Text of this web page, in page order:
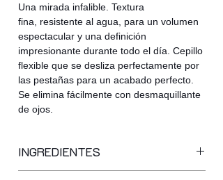
Una mirada infalible. Textura
fina, resistente al agua, para un volumen
espectacular y una definición
impresionante durante todo el día. Cepillo
flexible que se desliza perfectamente por
las pestañas para un acabado perfecto.
Se elimina fácilmente con desmaquillante
de ojos.
INGREDIENTES